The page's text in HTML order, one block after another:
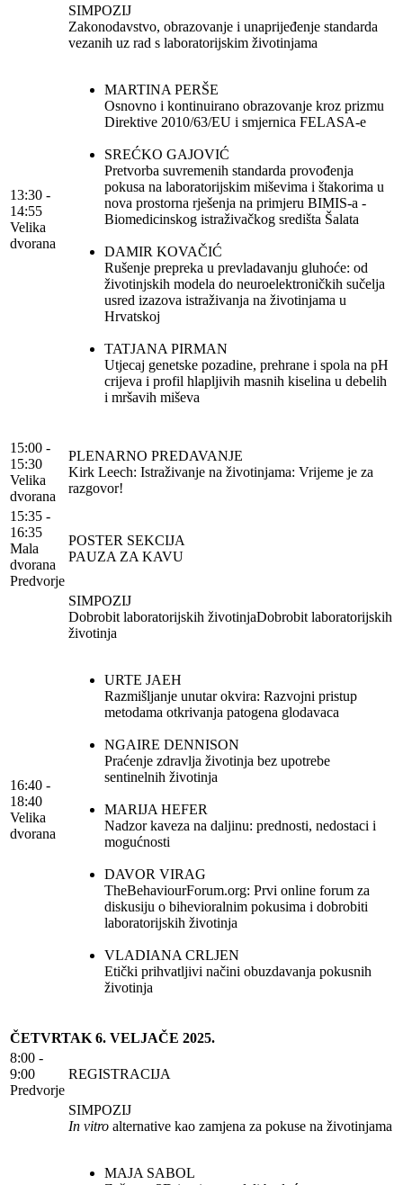
13:30 -
14:55
Velika
dvorana
SIMPOZIJ
Zakonodavstvo, obrazovanje i unaprijeđenje standarda
vezanih uz rad s laboratorijskim životinjama
MARTINA PERŠE
Osnovno i kontinuirano obrazovanje kroz prizmu
Direktive 2010/63/EU i smjernica FELASA-e
SREĆKO GAJOVIĆ
Pretvorba suvremenih standarda provođenja
pokusa na laboratorijskim miševima i štakorima u
nova prostorna rješenja na primjeru BIMIS-a -
Biomedicinskog istraživačkog središta Šalata
DAMIR KOVAČIĆ
Rušenje prepreka u prevladavanju gluhoće: od
životinjskih modela do neuroelektroničkih sučelja
usred izazova istraživanja na životinjama u
Hrvatskoj
TATJANA PIRMAN
Utjecaj genetske pozadine, prehrane i spola na pH
crijeva i profil hlapljivih masnih kiselina u debelih
i mršavih miševa
15:00 -
15:30
Velika
dvorana
PLENARNO PREDAVANJE
Kirk Leech: Istraživanje na životinjama: Vrijeme je za
razgovor!
15:35 -
16:35
Mala
dvorana
Predvorje
POSTER SEKCIJA
PAUZA ZA KAVU
16:40 -
18:40
Velika
dvorana
SIMPOZIJ
Dobrobit laboratorijskih životinjaDobrobit laboratorijskih
životinja
URTE JAEH
Razmišljanje unutar okvira: Razvojni pristup
metodama otkrivanja patogena glodavaca
NGAIRE DENNISON
Praćenje zdravlja životinja bez upotrebe
sentinelnih životinja
MARIJA HEFER
Nadzor kaveza na daljinu: prednosti, nedostaci i
mogućnosti
DAVOR VIRAG
TheBehaviourForum.org: Prvi online forum za
diskusiju o bihevioralnim pokusima i dobrobiti
laboratorijskih životinja
VLADIANA CRLJEN
Etički prihvatljivi načini obuzdavanja pokusnih
životinja
ČETVRTAK 6. VELJAČE 2025.
8:00 -
9:00
Predvorje
REGISTRACIJA
SIMPOZIJ
In vitro alternative kao zamjena za pokuse na životinjama
MAJA SABOL